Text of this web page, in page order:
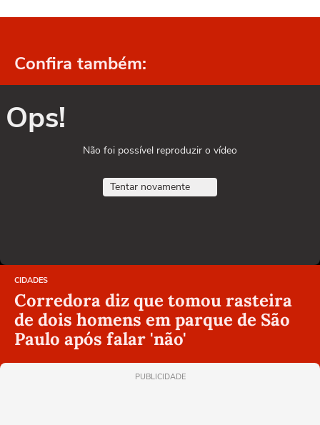
Confira também:
Ops!
Não foi possível reproduzir o vídeo
Tentar novamente
CIDADES
Corredora diz que tomou rasteira
de dois homens em parque de São
Paulo após falar 'não'
PUBLICIDADE